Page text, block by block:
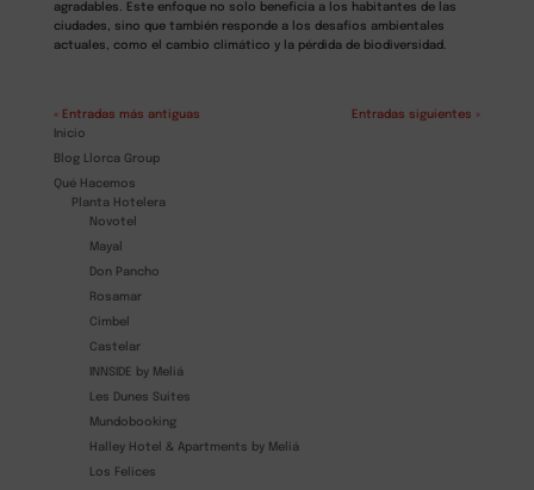
agradables. Este enfoque no solo beneficia a los habitantes de las
ciudades, sino que también responde a los desafíos ambientales
actuales, como el cambio climático y la pérdida de biodiversidad.
« Entradas más antiguas
Entradas siguientes »
Inicio
Blog Llorca Group
Qué Hacemos
Planta Hotelera
Novotel
Mayal
Don Pancho
Rosamar
Cimbel
Castelar
INNSIDE by Meliá
Les Dunes Suites
Mundobooking
Halley Hotel & Apartments by Meliá
Los Felices